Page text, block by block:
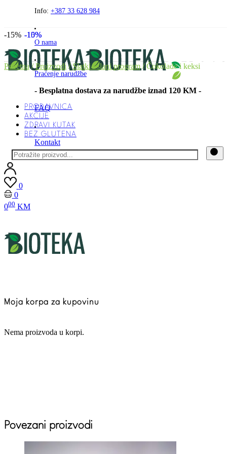
PreskočiteInfo: +387 33 628 984
O nama
Praćenje narudžbe
- Besplatna dostava za narudžbe iznad 120 KM -
FAQ
Kontakt
PRODAVNICA
AKCIJE
ZDRAVI KUTAK
BEZ GLUTENA
0
0
000 KM
Moja korpa za kupovinu
Nema proizvoda u korpi.
Početna/Proizvodi /Slatki i slani program/ Čokolade i keksi
-15%
Povezani proizvodi
-15%
-10%